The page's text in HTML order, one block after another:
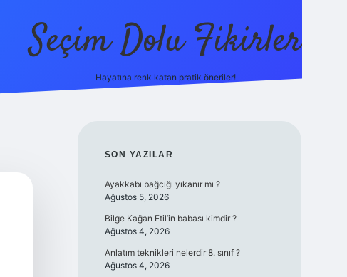
Seçim Dolu Fikirler
Hayatına renk katan pratik öneriler!
SIDEBAR
SON YAZILAR
Ayakkabı bağcığı yıkanır mı ?
Ağustos 5, 2026
Bilge Kağan Etil’in babası kimdir ?
Ağustos 4, 2026
Anlatım teknikleri nelerdir 8. sınıf ?
Ağustos 4, 2026